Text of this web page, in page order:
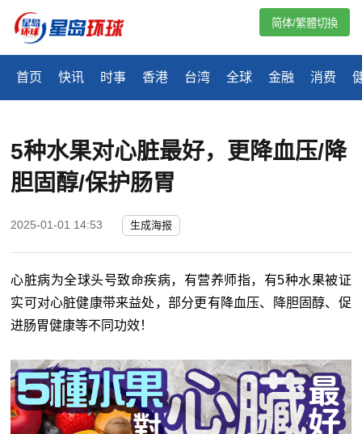
首页 快讯 时事 香港 台湾 全球 金融 消费
简体/繁體切換
5种水果对心脏最好，更降血压/降
胆固醇/保护肠胃
2025-01-01 14:53 生成海报
心脏病为全球头号致命疾病，有营养师指，有5种水果被证
实可对心脏健康带来益处，部分更有降血压、降胆固醇、促
进肠胃健康等不同功效！